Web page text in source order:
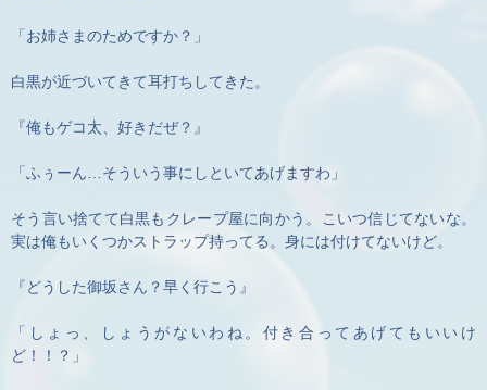
「お姉さまのためですか？」
白黒が近づいてきて耳打ちしてきた。
『俺もゲコ太、好きだぜ？』
「ふぅーん…そういう事にしといてあげますわ」
そう言い捨てて白黒もクレープ屋に向かう。こいつ信じてないな。
実は俺もいくつかストラップ持ってる。身には付けてないけど。
『どうした御坂さん？早く行こう』
「しょっ、しょうがないわね。付き合ってあげてもいいけ
ど！！？」